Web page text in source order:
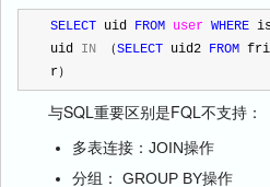
SELECT uid FROM user WHERE
uid IN （SELECT uid2 FROM
r）
与SQL重要区别是FQL不支持：
多表连接：JOIN操作
分组： GROUP BY操作